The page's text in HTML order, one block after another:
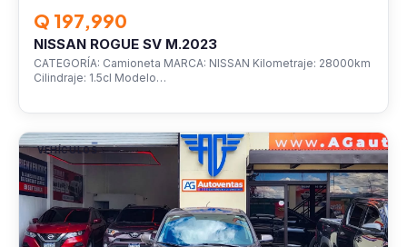
Q 197,990
NISSAN ROGUE SV M.2023
CATEGORÍA: Camioneta MARCA: NISSAN Kilometraje: 28000km
Cilindraje: 1.5cl Modelo…
VEHÍCULOS